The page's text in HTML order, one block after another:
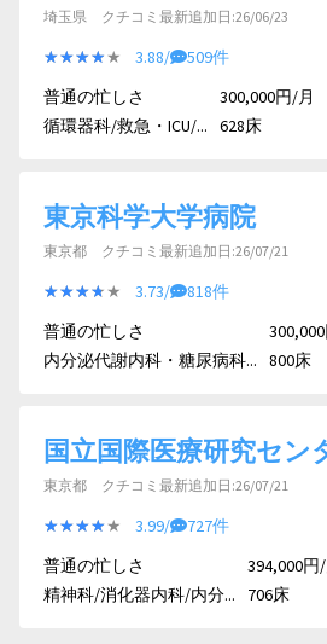
埼玉県 クチコミ最新追加日:26/06/23
★★★★★
★★★★★ 3.88/
509件
普通の忙しさ
循環器科/救急・ICU/...
300,000円/月
628床
東京科学大学病院
東京都 クチコミ最新追加日:26/07/21
★★★★★
★★★★★ 3.73/
818件
普通の忙しさ
内分泌代謝内科・糖尿病科...
800床
国立国際医療研究セン
東京都 クチコミ最新追加日:26/07/21
★★★★★
★★★★★ 3.99/
727件
普通の忙しさ
精神科/消化器内科/内分...
394,000円
706床